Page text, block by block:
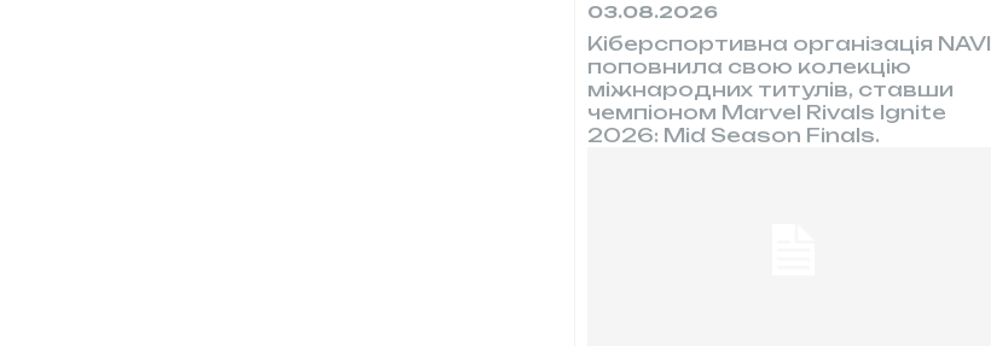
03.08.2026
Кіберспортивна організація NAVI
поповнила свою колекцію
міжнародних титулів, ставши
чемпіоном Marvel Rivals Ignite
2026: Mid Season Finals.